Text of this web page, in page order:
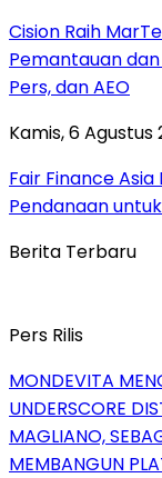
Cision Raih
Pemantauan dan
Pers, dan AEO
Kamis, 6 Agustus
Fair Finance
Pendanaan
Berita Terbaru
Pers Rilis
MONDEVITA
UNDERSCORE
MAGLIANO,
MEMBANGUN